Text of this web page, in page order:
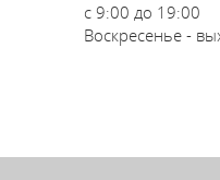
с 9:00 до 19:00
Воскресенье -